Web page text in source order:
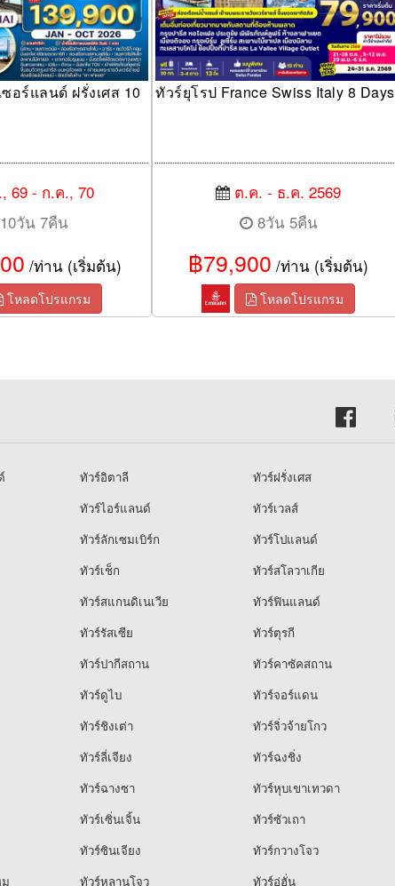
อร์แลนด์ ฝรั่งเศส 10
69 - ก.ค., 70
10วัน 7คืน
/ท่าน (เริ่มต้น)
โหลดโปรแกรม
ทัวร์ยุโรป France Swiss Italy 8 Days
ต.ค. - ธ.ค. 2569
8วัน 5คืน
฿79,900 /ท่าน (เริ่มต้น)
โหลดโปรแกรม
ทัวร์อิตาลี ทัวร์ฝรั่งเศส
ทัวร์ไอร์แลนด์ ทัวร์เวลส์
ทัวร์ลักเซมเบิร์ก ทัวร์โปแลนด์
ทัวร์เช็ก ทัวร์สโลวาเกีย
ทัวร์สแกนดิเนเวีย ทัวร์ฟินแลนด์
ทัวร์รัสเซีย ทัวร์ตุรกี
ทัวร์ปากีสถาน ทัวร์คาซัคสถาน
ทัวร์ดูไบ ทัวร์จอร์แดน
ทัวร์ชิงเต่า ทัวร์จิ่วจ้ายโกว
ทัวร์ลี่เจียง ทัวร์ฉงชิ่ง
ทัวร์ฉางซา ทัวร์หุบเขาเทวดา
ทัวร์เซิ่นเจิ้น ทัวร์ซัวเถา
ทัวร์ซินเจียง ทัวร์กวางโจว
ทัวร์หลานโจว ทัวร์อู่ฮั่น